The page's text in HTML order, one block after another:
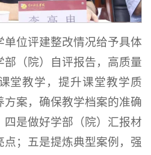
单位评建整改情况给予具体
（院）自评报告，高质量
堂教学，提升课堂教学质
方案，确保教学档案的准确
是做好学部（院）汇报材
；五是提炼典型案例，强